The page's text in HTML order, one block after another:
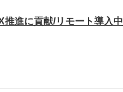
進に貢献/リモート導入中